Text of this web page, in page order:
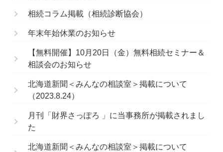
相続コラム掲載（相続診断協会）
年末年始休業のお知らせ
【無料開催】10月20日（金）無料相続セミナー＆
相談会のお知らせ
北海道新聞＜みんなの相談室＞掲載について
（2023.8.24）
月刊「財界さっぽろ 」に当事務所が掲載されまし
た
北海道新聞＜みんなの相談室＞掲載について